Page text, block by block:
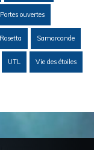
Portes ouvertes
Rosetta Samarcande
UTL Vie des étoiles